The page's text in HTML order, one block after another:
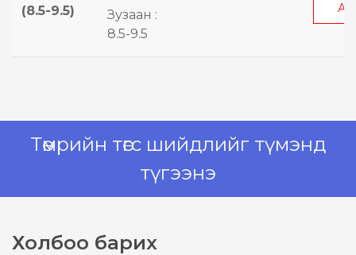
(8.5-9.5)
Зузаан :
8.5-9.5
Төмрийн төгс шийдлийг түмэнд
түгээнэ
Холбоо барих